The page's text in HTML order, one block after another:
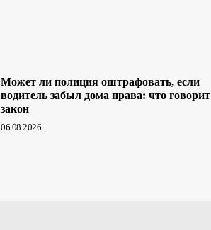
Может ли полиция оштрафовать, если
водитель забыл дома права: что говорит
закон
06.08.2026